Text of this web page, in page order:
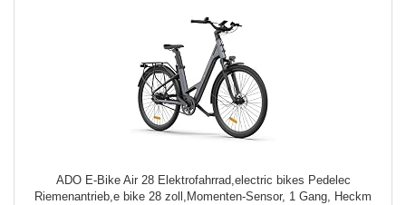
ADO E-Bike Air 28 Elektrofahrrad,electric bikes Pedelec
Riemenantrieb,e bike 28 zoll,Momenten-Sensor, 1 Gang, Heckm